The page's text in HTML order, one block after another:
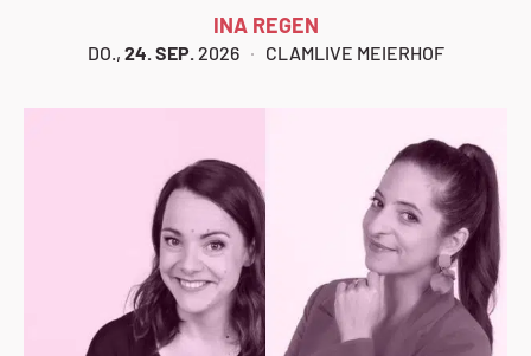
INA REGEN
DO., 24. SEP.2026 CLAMLIVE MEIERHOF